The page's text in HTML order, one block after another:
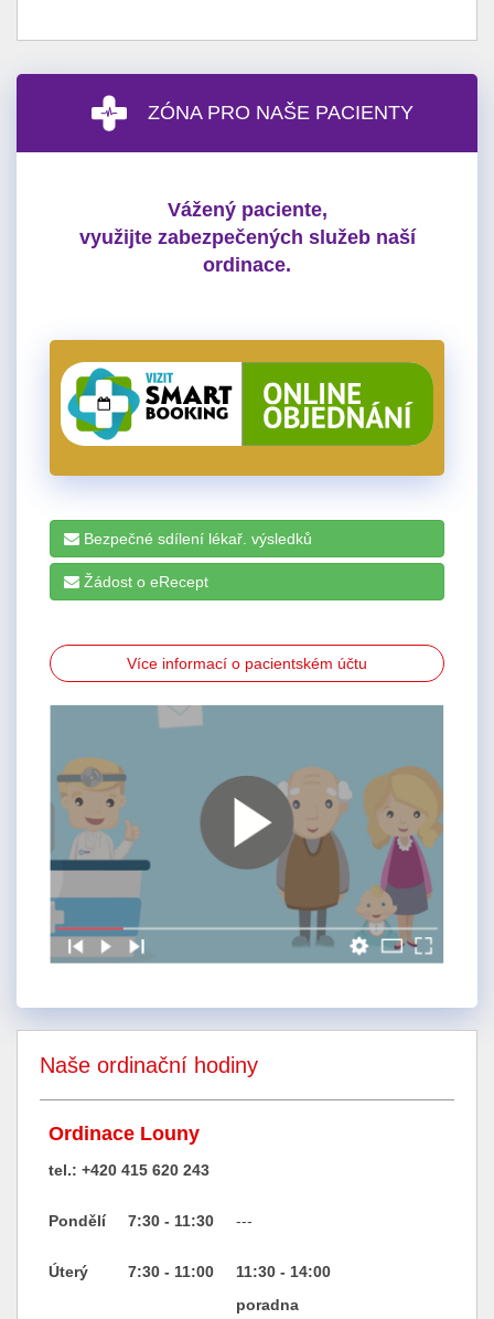
ZÓNA PRO NAŠE PACIENTY
Vážený paciente,
využijte zabezpečených služeb naší
ordinace.
Bezpečné sdílení lékař. výsledků
Žádost o eRecept
Více informací o pacientském účtu
Naše ordinační hodiny
Ordinace Louny
tel.: +420 415 620 243
Pondělí 7:30 - 11:30 ---
Úterý 7:30 - 11:00
11:30 - 14:00
poradna